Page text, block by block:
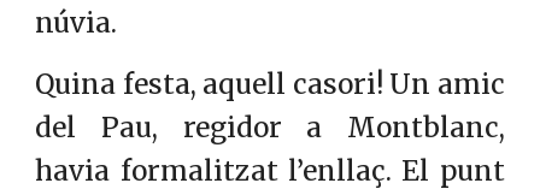
núvia.
Quina festa, aquell casori! Un amic
del Pau, regidor a Montblanc,
havia formalitzat l’enllaç. El punt